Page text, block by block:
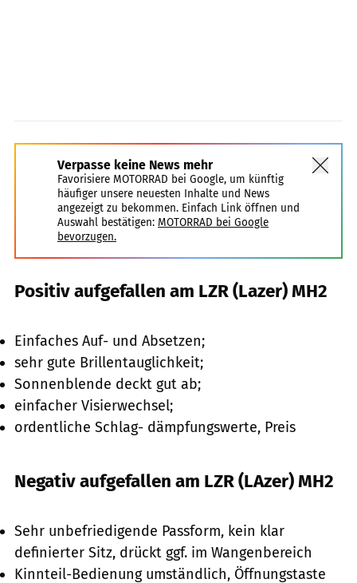
Verpasse keine News mehr
Favorisiere MOTORRAD bei Google, um künftig
häufiger unsere neuesten Inhalte und News
angezeigt zu bekommen. Einfach Link öffnen und
Auswahl bestätigen: MOTORRAD bei Google
bevorzugen.
Positiv aufgefallen am LZR (Lazer) MH2
Einfaches Auf- und Absetzen;
sehr gute Brillentauglichkeit;
Sonnenblende deckt gut ab;
einfacher Visierwechsel;
ordentliche Schlag- dämpfungswerte, Preis
Negativ aufgefallen am LZR (LAzer) MH2
Sehr unbefriedigende Passform, kein klar
definierter Sitz, drückt ggf. im Wangenbereich
Kinnteil-Bedienung umständlich, Öffnungstaste